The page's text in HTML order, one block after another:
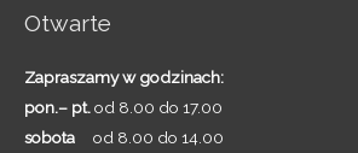
Otwarte
Zapraszamy w godzinach:
pon.– pt.od 8.00 do 17.00
sobota od 8.00 do 14.00